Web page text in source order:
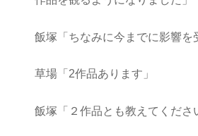
飯塚「ちなみに今までに影響を
草場「2作品あります」
飯塚「２作品とも教えてくださ